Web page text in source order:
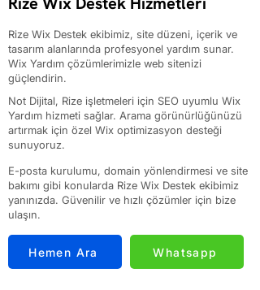
Rize Wix Destek ekibimiz, site düzeni, içerik ve
tasarım alanlarında profesyonel yardım sunar.
Wix Yardım çözümlerimizle web sitenizi
güçlendirin.
Not Dijital, Rize işletmeleri için SEO uyumlu Wix
Yardım hizmeti sağlar. Arama görünürlüğünüzü
artırmak için özel Wix optimizasyon desteği
sunuyoruz.
E-posta kurulumu, domain yönlendirmesi ve site
bakımı gibi konularda Rize Wix Destek ekibimiz
yanınızda. Güvenilir ve hızlı çözümler için bize
ulaşın.
Hemen Ara Whatsapp